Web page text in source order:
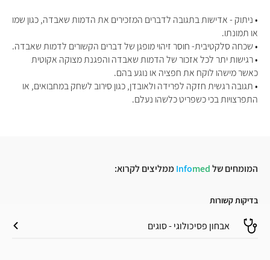
• ניתוק - אדישות בתגובה לדברים המזכירים את הדמות שאבדה, כגון שמו
או תמונתו.
• שכחה סלקטיבית- חוסר זיהוי מופגן של דברים הקשורים לדמות שאבדה.
• רגישות יתר לכל אזכור של הדמות שאבדה והפגנת מצוקה אקוטית
כאשר מישהו לוקח את חפציה או נוגע בהם.
• תגובה רגשית חזקה לפרידה ולאובדן, כגון סירוב לשחק במחבואים, או
התפרצויות בכי כשפריט כלשהו נעלם.
המומחים של Infomed ממליצים לקרוא:
בדיקות קשורות
אבחון פסיכולוגי - סוגים